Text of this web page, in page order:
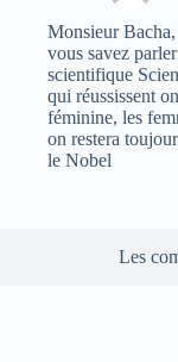
Monsieur
vous savez
scientifique
qui réussissent
féminine, les
on restera
le Nobel
Les